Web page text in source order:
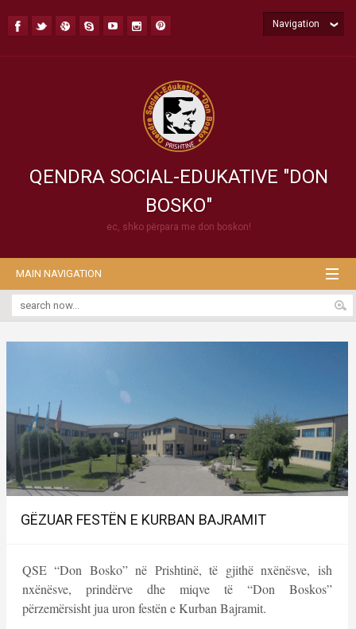
QENDRA SOCIAL-EDUKATIVE "DON
BOSKO"
ec, shko përpara me don boskon!
Navigation
MAIN NAVIGATION
GËZUAR FESTËN E KURBAN BAJRAMIT
QSE “Don Bosko” në Prishtinë, të gjithë nxënësve, ish
nxënësve, prindërve dhe miqve të “Don Boskos”
përzemërsisht jua uron festën e Kurban Bajramit.